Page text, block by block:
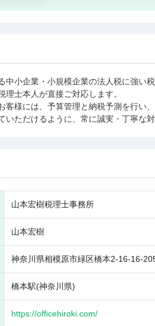
中小企業・小規模企業の法人税に強い税
理士本人が直接ご対応します。
客様には、予算管理と納税予測を行い
いただけるように、常に誠実・丁寧な
山本宏樹税理士事務所
山本宏樹
神奈川県相模原市緑区橋本2-16-16-
橋本駅(神奈川県)
https://officehiroki.com/